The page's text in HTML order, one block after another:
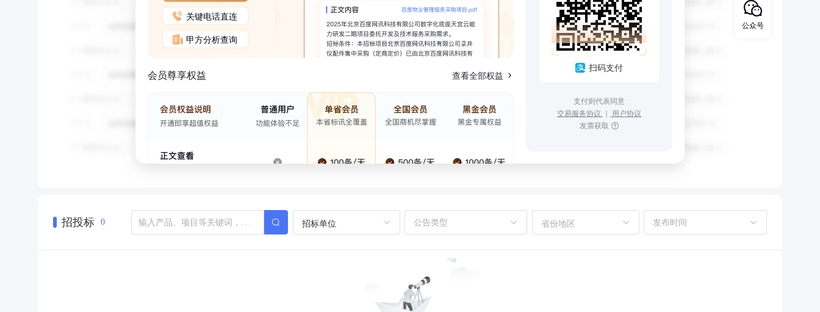
关键电话直连
甲方分析查询
会员尊享权益 查看全部权益
扫码支付
支付则代表同意
交易服务协议 ｜ 用户协议
发票获取
招投标 0 招标单位 省份地区
公众号